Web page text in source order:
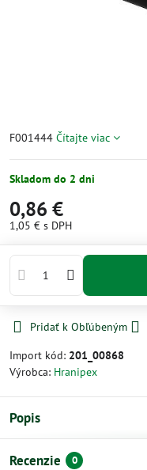
F001444 Čítajte viac
Skladom do 2 dni
0,86 €
1,05 € s DPH
Pridať k Obľúbeným
Import kód: 201_00868
Výrobca: Hranipex
Popis
Recenzie 0